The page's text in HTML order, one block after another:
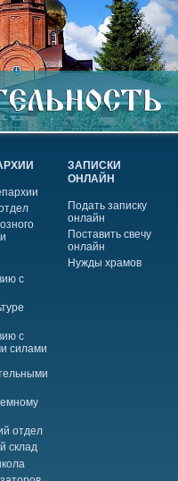
с
с
силами
отдел
склад
ЗАПИСКИ
ОНЛАЙН
Подать записку
онлайн
Поставить свечу
онлайн
Нужды храмов